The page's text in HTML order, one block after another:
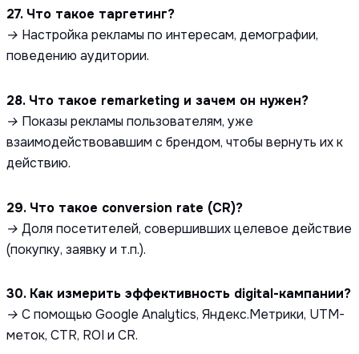
27. Что такое таргетинг?
→ Настройка рекламы по интересам, демографии,
поведению аудитории.
28. Что такое remarketing и зачем он нужен?
→ Показы рекламы пользователям, уже
взаимодействовавшим с брендом, чтобы вернуть их к
действию.
29. Что такое conversion rate (CR)?
→ Доля посетителей, совершивших целевое действие
(покупку, заявку и т.п.).
30. Как измерить эффективность digital-кампании?
→ С помощью Google Analytics, Яндекс.Метрики, UTM-
меток, CTR, ROI и CR.